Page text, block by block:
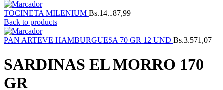
TOCINETA MILENIUM Bs.14.187,99
Back to products
PAN ARTEVE HAMBURGUESA 70 GR 12 UND Bs.3.571,07
SARDINAS EL MORRO 170
GR